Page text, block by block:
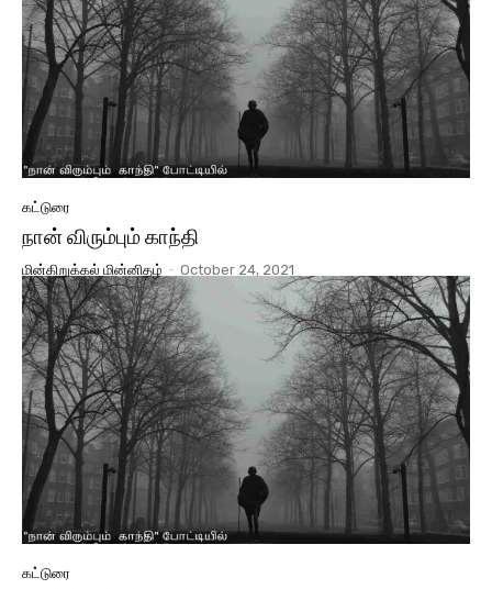
கட்டுரை
நான் விரும்பும் காந்தி
மின்கிறுக்கல் மின்னிதழ் - October 24, 2021
கட்டுரை